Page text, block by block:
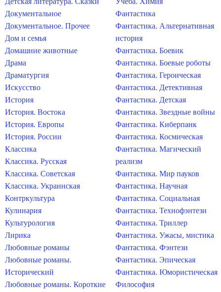
Документальное
Документальное. Прочее
Дом и семья
Домашние животные
Драма
Драматургия
Искусство
История
История. Востока
История. Европы
История. России
Классика
Классика. Русская
Классика. Советская
Классика. Украинская
Контркультура
Кулинария
Культурология
Лирика
Любовные романы
Любовные романы.
Исторический
Любовные романы. Короткие
Фантастика
Фантастика. Альтернативная
история
Фантастика. Боевик
Фантастика. Боевые роботы
Фантастика. Героическая
Фантастика. Детективная
Фантастика. Детская
Фантастика. Звездные войны
Фантастика. Киберпанк
Фантастика. Космическая
Фантастика. Магический
реализм
Фантастика. Мир пауков
Фантастика. Научная
Фантастика. Социальная
Фантастика. Технофэнтези
Фантастика. Триллер
Фантастика. Ужасы, мистика
Фантастика. Фэнтези
Фантастика. Эпическая
Фантастика. Юмористическая
Философия